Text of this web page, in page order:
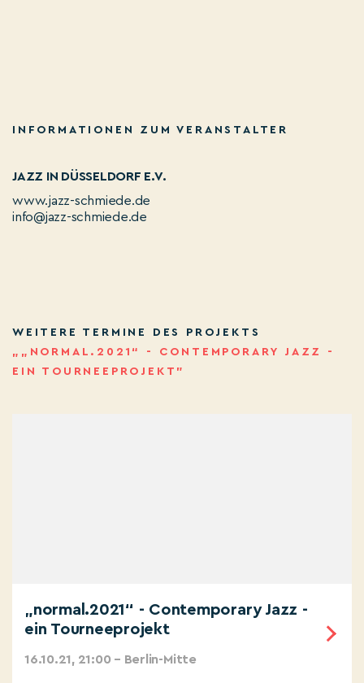
INFORMATIONEN ZUM VERANSTALTER
JAZZ IN DÜSSELDORF E.V.
www.jazz-schmiede.de
info@jazz-schmiede.de
WEITERE TERMINE DES PROJEKTS
„„NORMAL.2021“ - CONTEMPORARY JAZZ -
EIN TOURNEEPROJEKT”
„normal.2021“ - Contemporary Jazz -
ein Tourneeprojekt
16.10.21, 21:00 – Berlin-Mitte